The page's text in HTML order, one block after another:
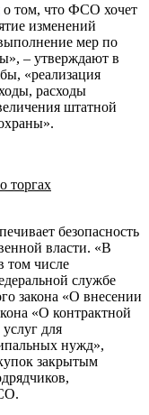
о том, что ФСО хочет
изменений
мер по
– утверждают в
«реализация
расходы
штатной
торгах
безопасность
власти. «В
том числе
службе
закона «О внесении
«О контрактной
для
нужд»,
закрытым